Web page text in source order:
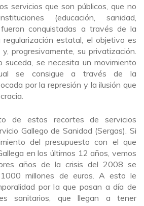
servicios que son públicos, que no
(educación, sanidad,
conquistadas a través de la
estatal, el objetivo es
progresivamente, su privatización.
suceda, se necesita un movimiento
se consigue a través de la
por la represión y la ilusión que
de estos recortes de servicios
Gallego de Sanidad (Sergas). Si
del presupuesto con el que
en los últimos 12 años, vemos
años de la crisis del 2008 se
millones de euros. A esto le
por la que pasan a día de
sanitarios, que llegan a tener